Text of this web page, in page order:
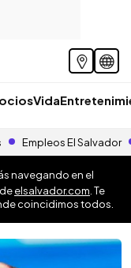
Vida
Empleos El Salvador
navegando en el
elsalvador.com . Te
coincidimos todos.